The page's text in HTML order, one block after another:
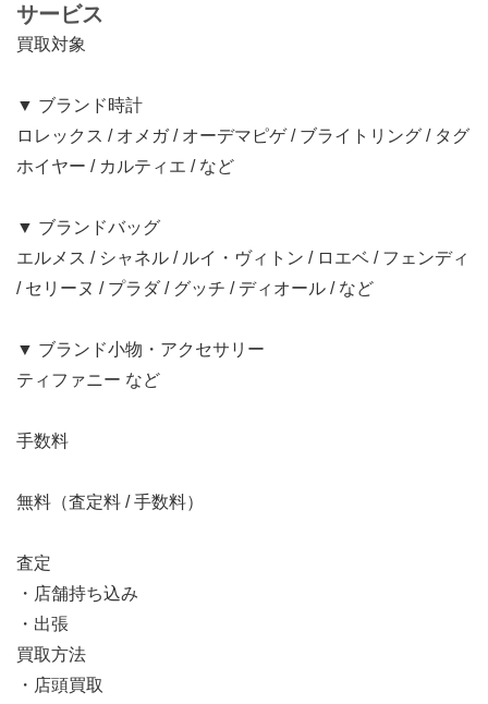
サービス
買取対象
▼ ブランド時計
ロレックス / オメガ / オーデマピゲ / ブライトリング / タグ
ホイヤー / カルティエ / など
▼ ブランドバッグ
エルメス / シャネル / ルイ・ヴィトン / ロエベ / フェンディ
/ セリーヌ / プラダ / グッチ / ディオール / など
▼ ブランド小物・アクセサリー
ティファニー など
手数料
無料（査定料 / 手数料）
査定
・店舗持ち込み
・出張
買取方法
・店頭買取